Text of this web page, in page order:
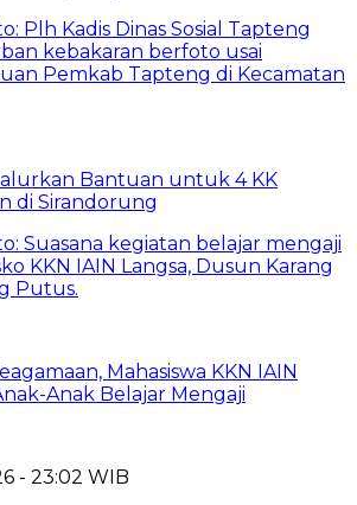
Bantuan untuk 4 KK
di Sirandorung
Mahasiswa KKN IAIN
Anak Belajar Mengaji
- 23:02 WIB